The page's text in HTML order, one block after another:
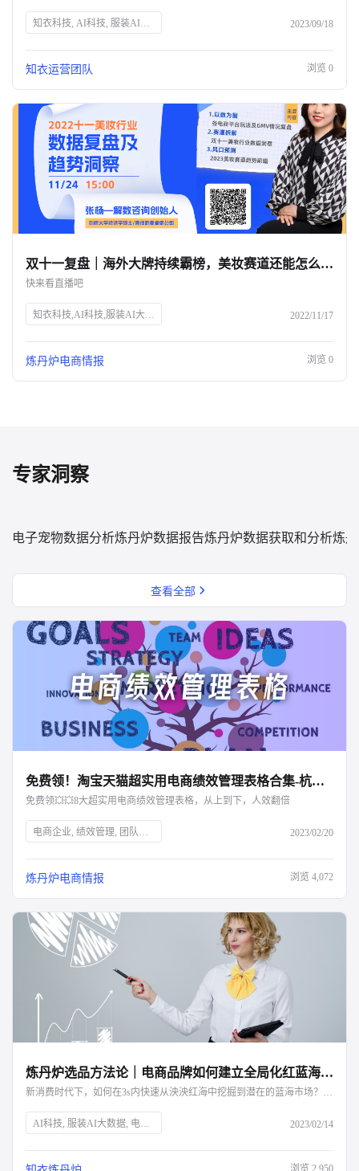
知衣科技, AI科技, 服装AI大数据, 个护消费趋势, 消费者需求, 个人护理, 精细化消费, 品牌突破, 直播预告, 数据洞察 2023/09/18
知衣运营团队 浏览 0
双十一复盘｜海外大牌持续霸榜，美妆赛道还能怎么玩？-杭州知衣科技
快来看直播吧
知衣科技,AI科技,服装AI大数据,双十一,美妆行业,数据洞察,电商直播,炼丹炉Talk,张杨,解数咨询,电商趋势,GMV分析,市场变化,品牌增长,获客成本,未来趋势 2022/11/17
炼丹炉电商情报 浏览 0
专家洞察
电子宠物数据分析炼丹炉数据报告炼丹炉数据获取和分析炼
查看全部
免费领！淘宝天猫超实用电商绩效管理表格合集-杭州知衣科技
免费领💥💥8大超实用电商绩效管理表格，从上到下，人效翻倍
电商企业, 绩效管理, 团队效率, 组织目标, 考核维度, 薪酬体系, 奖惩机制, 知衣科技, AI大数据, 服装AI, 绩效考核, KPI设置, 客服晋升, 运营薪酬, 电商数据 2023/02/20
炼丹炉电商情报 浏览 4,072
炼丹炉选品方法论｜电商品牌如何建立全局化红蓝海分析模型？-杭州知衣科技
新消费时代下，如何在3s内快速从泱泱红海中挖掘到潜在的蓝海市场？完整的红蓝海分析模型看这里
AI科技, 服装AI大数据, 电商行业, 红蓝海分析, 市场竞争, 蓝海市场, 纂丹炉, 数据分析, 新兴行业, 市场容量, 销售趋势, 品牌格局, 价格分析, 细分类目, 消费需求, 产品属性, 盈亏平衡点, 生意增量 2023/02/14
浏览 2,950